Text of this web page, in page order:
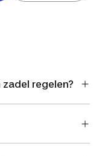
regelen?